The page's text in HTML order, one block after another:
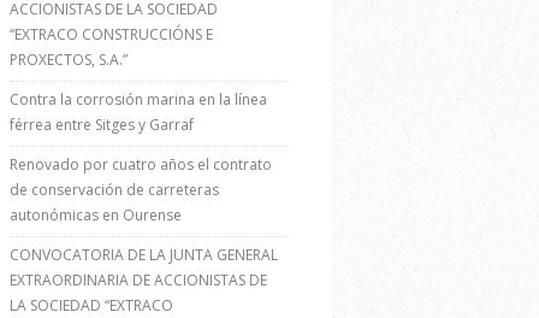
ACCIONISTAS DE LA SOCIEDAD
“EXTRACO CONSTRUCCIÓNS E
PROXECTOS, S.A.”
Contra la corrosión marina en la línea
férrea entre Sitges y Garraf
Renovado por cuatro años el contrato
de conservación de carreteras
autonómicas en Ourense
CONVOCATORIA DE LA JUNTA GENERAL
EXTRAORDINARIA DE ACCIONISTAS DE
LA SOCIEDAD “EXTRACO